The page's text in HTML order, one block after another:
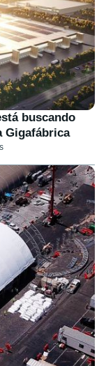
buscando
Gigafábrica